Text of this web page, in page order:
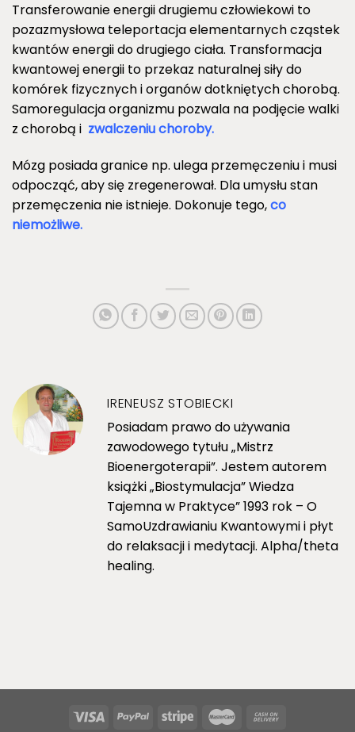
Transferowanie energii drugiemu człowiekowi to
pozazmysłowa teleportacja elementarnych cząstek
kwantów energii do drugiego ciała. Transformacja
kwantowej energii to przekaz naturalnej siły do
komórek fizycznych i organów dotkniętych chorobą.
Samoregulacja organizmu pozwala na podjęcie walki
z chorobą i zwalczeniu choroby.
Mózg posiada granice np. ulega przemęczeniu i musi
odpocząć, aby się zregenerował. Dla umysłu stan
przemęczenia nie istnieje. Dokonuje tego,co
niemożliwe.
IRENEUSZ STOBIECKI
Posiadam prawo do używania
zawodowego tytułu „Mistrz
Bioenergoterapii”. Jestem autorem
książki „Biostymulacja” Wiedza
Tajemna w Praktyce” 1993 rok – O
SamoUzdrawianiu Kwantowymi i płyt
do relaksacji i medytacji. Alpha/theta
healing.